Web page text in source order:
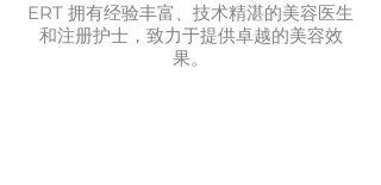
ERT 拥有经验丰富、技术精湛的美容医生
和注册护士，致力于提供卓越的美容效
果。